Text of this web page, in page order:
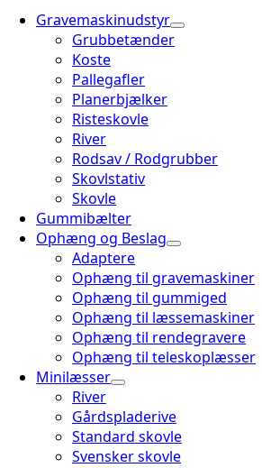
Gravemaskinudstyr
Grubbetænder
Koste
Pallegafler
Planerbjælker
Risteskovle
River
Rodsav / Rodgrubber
Skovlstativ
Skovle
Gummibælter
Ophæng og Beslag
Adaptere
Ophæng til gravemaskiner
Ophæng til gummiged
Ophæng til læssemaskiner
Ophæng til rendegravere
Ophæng til teleskoplæsser
Minilæsser
River
Gårdspladerive
Standard skovle
Svensker skovle